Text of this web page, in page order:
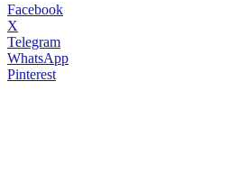
Facebook
X
Telegram
WhatsApp
Pinterest